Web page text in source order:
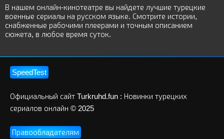
В нашем онлайн-кинотеатре вы найдете лучшие турецкие
военные сериалы на русском языке. Смотрите истории,
снабженные рабочими плеерами и точным описанием
сюжета, в любое время суток.
SpeedTest
Официальный сайт Turkruhd.fun : Новинки турецких
сериалов онлайн © 2025
Правообладателям